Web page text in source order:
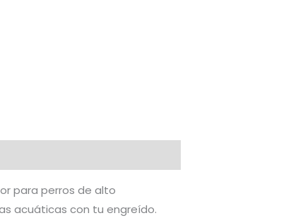
para perros de alto
acuáticas con tu engreído.